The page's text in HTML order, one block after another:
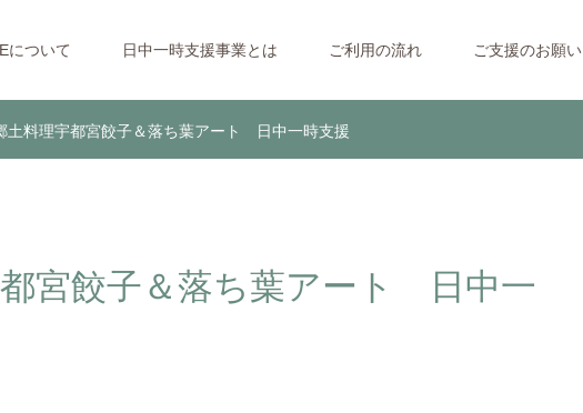
について 日中一時支援事業とは ご利用の流れ ご支援のお願い
料理宇都宮餃子＆落ち葉アート 日中一時支援
宮餃子＆落ち葉アート 日中一